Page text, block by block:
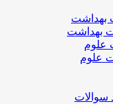
بهداشت
بهداشت
علوم
علوم
سوالات